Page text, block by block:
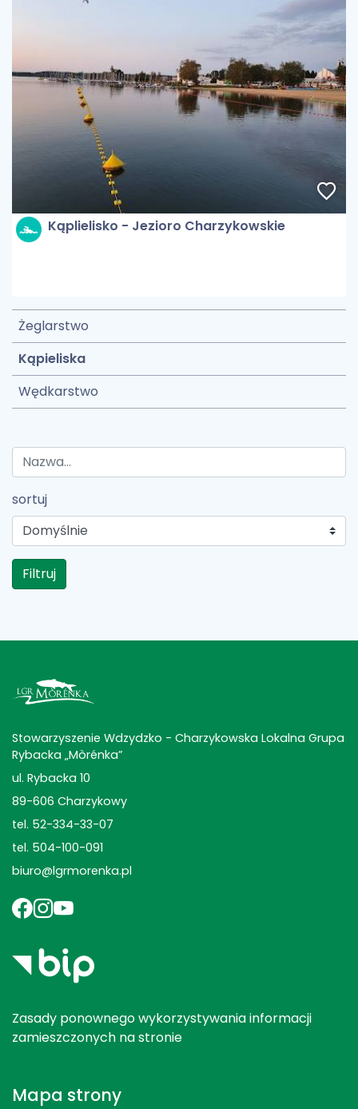
Kąplielisko - Jezioro Charzykowskie
Żeglarstwo
Kąpieliska
Wędkarstwo
sortuj
Filtruj
Stowarzyszenie Wdzydzko - Charzykowska Lokalna Grupa
Rybacka „Mòrénka”
ul. Rybacka 10
89-606 Charzykowy
tel. 52-334-33-07
tel. 504-100-091
biuro@lgrmorenka.pl
Zasady ponownego wykorzystywania informacji
zamieszczonych na stronie
Mapa strony